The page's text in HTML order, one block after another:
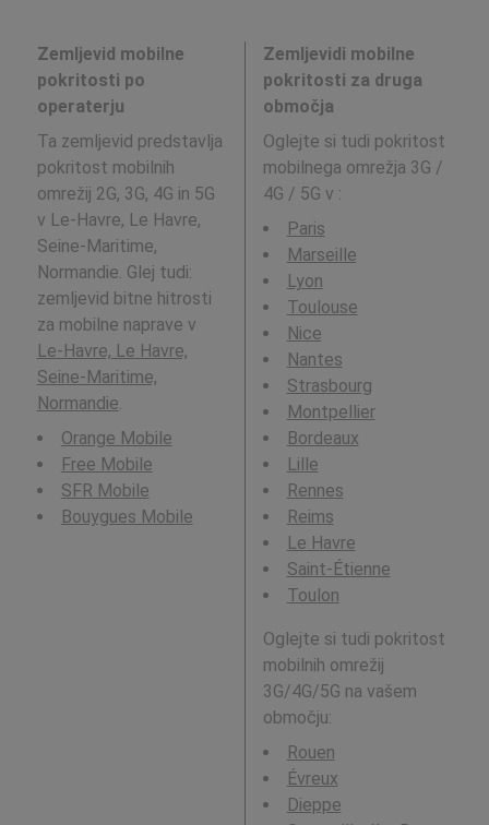
Zemljevid mobilne
pokritosti po
operaterju
Ta zemljevid predstavlja
pokritost mobilnih
omrežij 2G, 3G, 4G in 5G
v Le-Havre, Le Havre,
Seine-Maritime,
Normandie. Glej tudi:
zemljevid bitne hitrosti
za mobilne naprave v
Le-Havre, Le Havre,
Seine-Maritime,
Normandie.
Orange Mobile
Free Mobile
SFR Mobile
Bouygues Mobile
Zemljevidi mobilne
pokritosti za druga
območja
Oglejte si tudi pokritost
mobilnega omrežja 3G /
4G / 5G v :
Paris
Marseille
Lyon
Toulouse
Nice
Nantes
Strasbourg
Montpellier
Bordeaux
Lille
Rennes
Reims
Le Havre
Saint-Étienne
Toulon
Oglejte si tudi pokritost
mobilnih omrežij
3G/4G/5G na vašem
območju:
Rouen
Évreux
Dieppe